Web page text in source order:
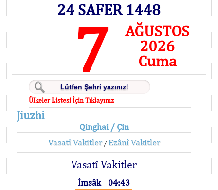
24 SAFER 1448
7
AĞUSTOS
2026
Cuma
Ülkeler Listesi İçin Tıklayınız
Jiuzhi
Qinghai / Çin
Vasatî Vakitler/ Ezânî Vakitler
Vasatî Vakitler
İmsâk
04:43